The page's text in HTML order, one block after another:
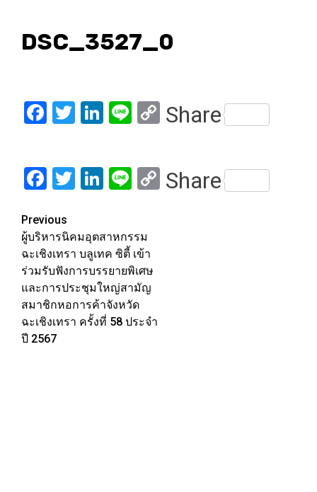
DSC_3527_0
Facebook
Twitter
LinkedIn
LineCopy
Share
Facebook
Twitter
LinkedIn
LineCopy
Share
Post
navigation
Previous
ผู้บริหารนิคมอุตสาหกรรม
ฉะเชิงเทรา บลูเทค ซิตี้ เข้า
ร่วมรับฟังการบรรยายพิเศษ
และการประชุมใหญ่สามัญ
สมาชิกหอการค้าจังหวัด
ฉะเชิงเทรา ครั้งที่ 58 ประจำ
ปี 2567